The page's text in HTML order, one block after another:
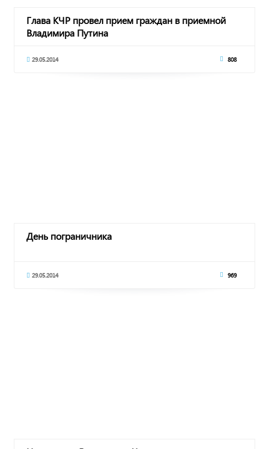
Глава КЧР провел прием граждан в приемной
Владимира Путина
29.05.2014 808
День пограничника
29.05.2014 969